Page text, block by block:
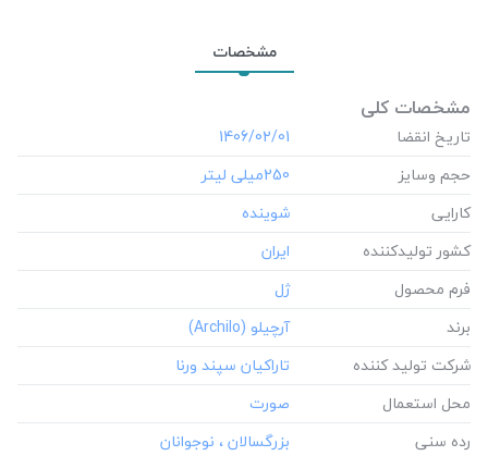
بزرگسالان ، نوجوانان
مشخصات
مشخصات کلی
تاریخ انقضا
‎1406/02/01
حجم وسایز
‎250میلی لیتر
کارایی
کشور تولید‎کننده
فرم محصول
برند
شرکت تولید کننده
محل استعمال
رده سنی